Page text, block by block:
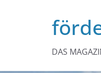
DAS